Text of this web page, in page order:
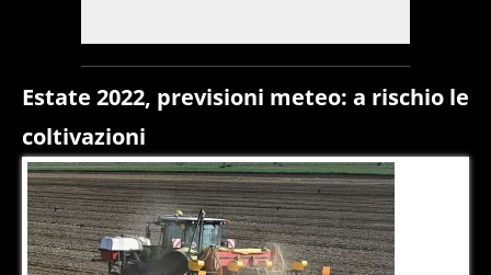
Estate 2022, previsioni meteo: a rischio le
coltivazioni